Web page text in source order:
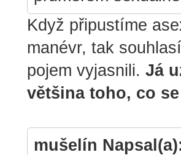
Když připustíme
manévr, tak
pojem vyjasnili. Já
většina toho, co
mušelín